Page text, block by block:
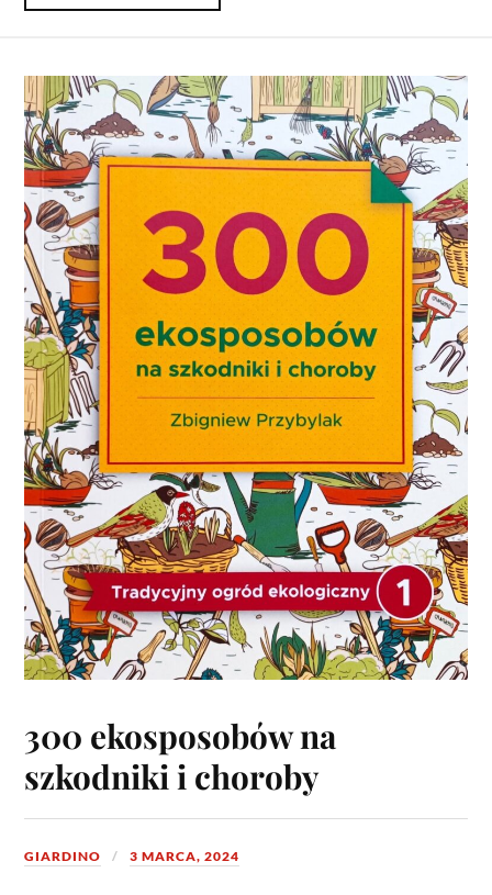
300 ekosposobów na
szkodniki i choroby
GIARDINO 3 MARCA, 2024